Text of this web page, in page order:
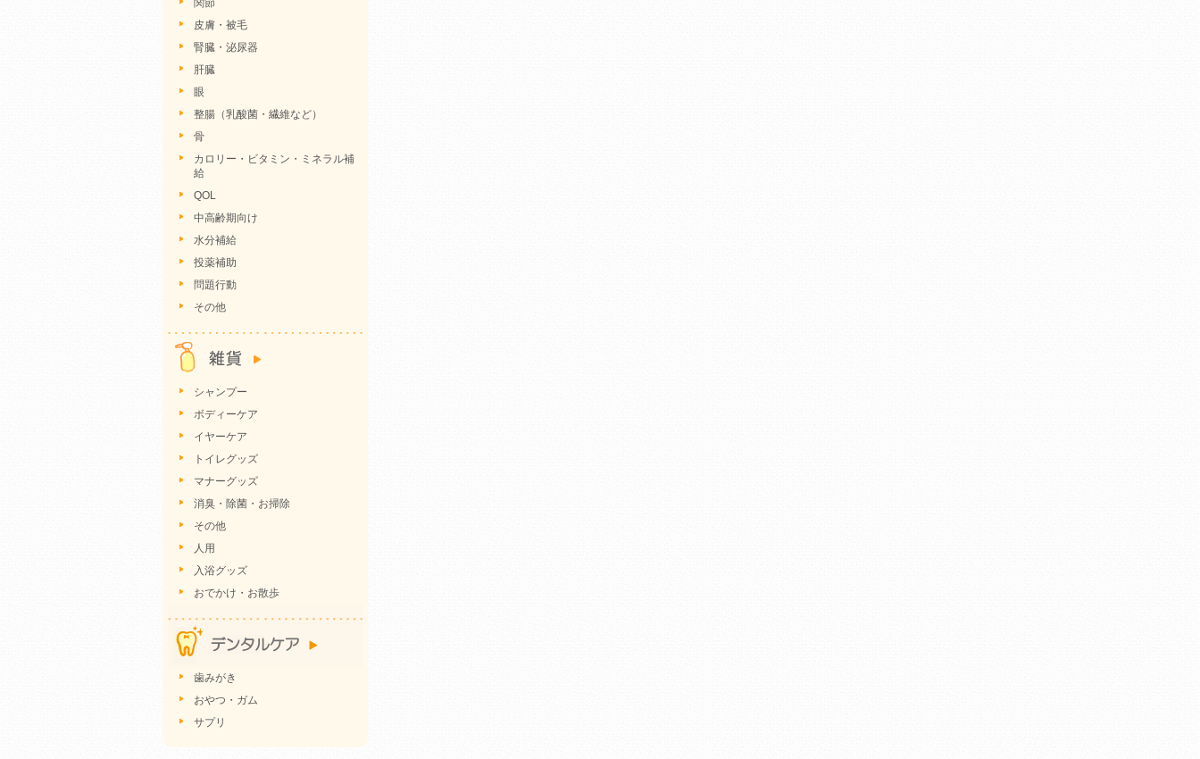
関節
皮膚・被毛
腎臓・泌尿器
肝臓
眼
整腸（乳酸菌・繊維など）
骨
カロリー・ビタミン・ミネラル補
給
QOL
中高齢期向け
水分補給
投薬補助
問題行動
その他
シャンプー
ボディーケア
イヤーケア
トイレグッズ
マナーグッズ
消臭・除菌・お掃除
その他
人用
入浴グッズ
おでかけ・お散歩
歯みがき
おやつ・ガム
サプリ